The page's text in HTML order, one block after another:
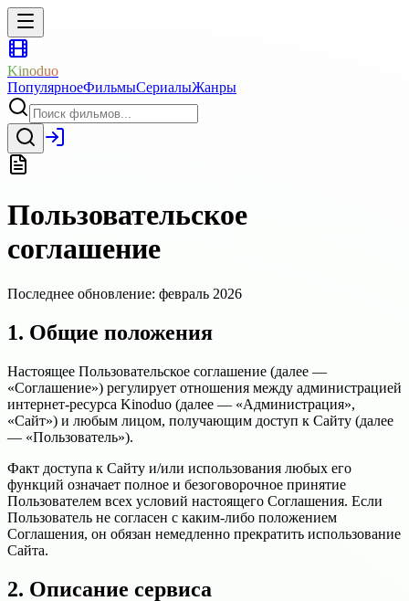
Kinoduo
ПопулярноеФильмыСериалыЖанры
Пользовательское
соглашение
Последнее обновление: февраль 2026
1. Общие положения
Настоящее Пользовательское соглашение (далее —
«Соглашение») регулирует отношения между администрацией
интернет-ресурса Kinoduo (далее — «Администрация»,
«Сайт») и любым лицом, получающим доступ к Сайту (далее
— «Пользователь»).
Факт доступа к Сайту и/или использования любых его
функций означает полное и безоговорочное принятие
Пользователем всех условий настоящего Соглашения. Если
Пользователь не согласен с каким-либо положением
Соглашения, он обязан немедленно прекратить использование
Сайта.
2. Описание сервиса